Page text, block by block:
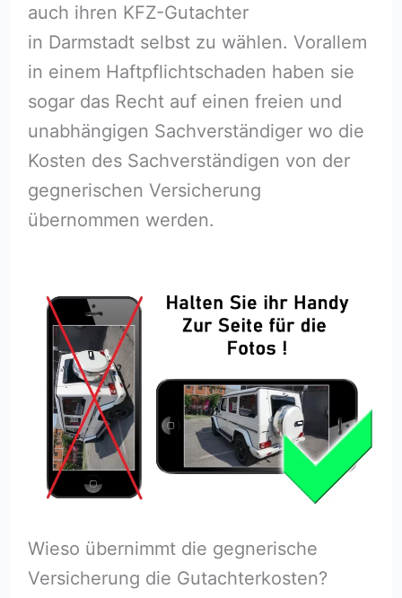
auch ihren KFZ-Gutachter
in Darmstadt selbst zu wählen. Vorallem
in einem Haftpflichtschaden haben sie
sogar das Recht auf einen freien und
unabhängigen Sachverständiger wo die
Kosten des Sachverständigen von der
gegnerischen Versicherung
übernommen werden.
Wieso übernimmt die gegnerische
Versicherung die Gutachterkosten?